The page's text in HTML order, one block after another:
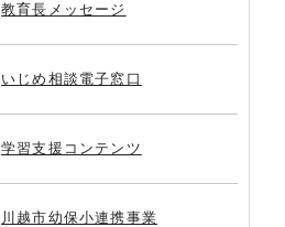
教育長メッセージ
いじめ相談電子窓口
学習支援コンテンツ
川越市幼保小連携事業